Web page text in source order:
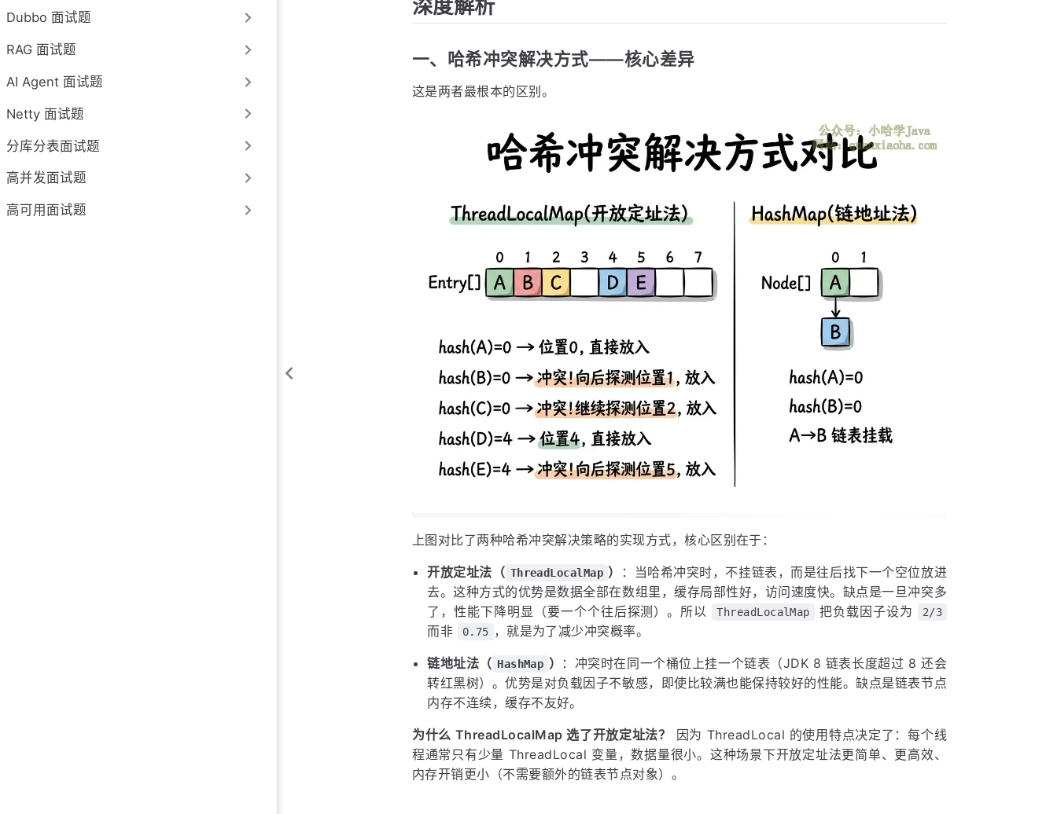
Dubbo 面试题
RAG 面试题
AI Agent 面试题
Netty 面试题
分库分表面试题
高并发面试题
高可用面试题
深度解析
一、哈希冲突解决方式——核心差异
这是两者最根本的区别。
上图对比了两种哈希冲突解决策略的实现方式，核心区别在于：
开放定址法（ ThreadLocalMap ）
：当哈希冲突时，不挂链表，而是往后找下一个空位放进
去。这种方式的优势是数据全部在数组里，缓存局部性好，访问速度快。缺点是一旦冲突多
了，性能下降明显（要一个个往后探测）。所以
ThreadLocalMap 把负载因子设为 2/3
而非 0.75 ，就是为了减少冲突概率。
链地址法（ HashMap ）
：冲突时在同一个桶位上挂一个链表（JDK 8 链表长度超过 8 还会
转红黑树）。优势是对负载因子不敏感，即使比较满也能保持较好的性能。缺点是链表节点
内存不连续，缓存不友好。
为什么 ThreadLocalMap 选了开放定址法？
因为 ThreadLocal 的使用特点决定了：每个线
程通常只有少量 ThreadLocal 变量，数据量很小。这种场景下开放定址法更简单、更高效、
内存开销更小（不需要额外的链表节点对象）。